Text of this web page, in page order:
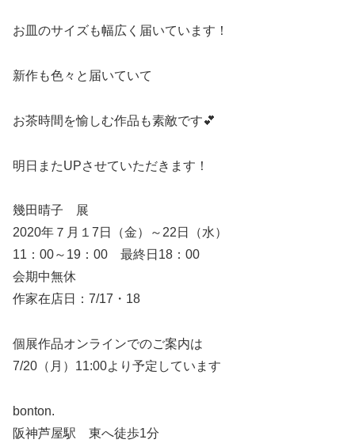
お皿のサイズも幅広く届いています！
新作も色々と届いていて
お茶時間を愉しむ作品も素敵です💕
明日またUPさせていただきます！
幾田晴子 展
2020年７月１7日（金）～22日（水）
11：00～19：00 最終日18：00
会期中無休
作家在店日：7/17・18
個展作品オンラインでのご案内は
7/20（月）11:00より予定しています
bonton.
阪神芦屋駅 東へ徒歩1分